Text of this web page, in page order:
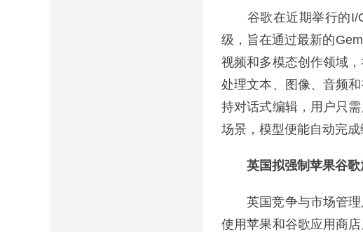
谷歌在近期举行的I/O
级，旨在通过最新的
视频和多模态创作领域
处理文本、图像、音频
持对话式编辑，用户只
场景，模型便能自动完
英国拟强制苹果谷
英国竞争与市场管理
使用苹果和谷歌应用商